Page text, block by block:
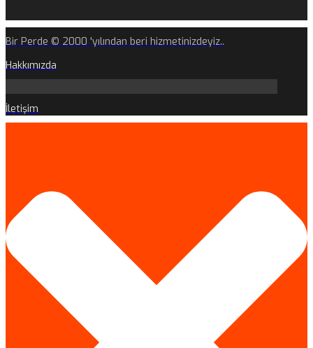
Bir Perde © 2000 'yılından beri hizmetinizdeyiz..
Hakkımızda
İletişim